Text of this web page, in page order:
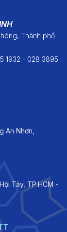
Thành phố
1932 - 028 3895
An Nhơn,
Tây, TP.HCM -